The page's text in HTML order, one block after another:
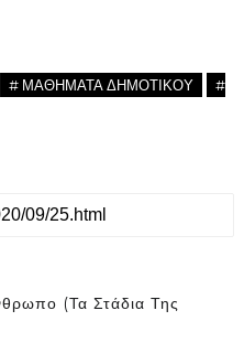
# ΜΑΘΗΜΑΤΑ ΔΗΜΟΤΙΚΟΥ
#
(Τα Στάδια Της